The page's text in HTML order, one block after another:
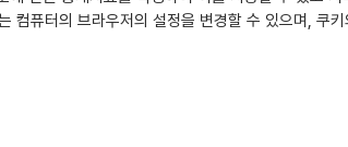
퓨터의 브라우저의 설정을 변경할 수 있으며, 쿠